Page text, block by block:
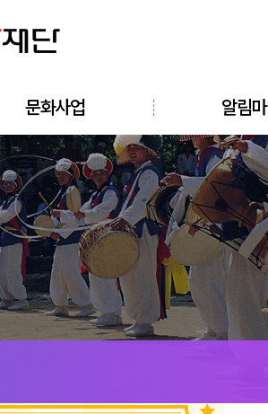
검색창 열기
문화사업 알림
전체메뉴 열기